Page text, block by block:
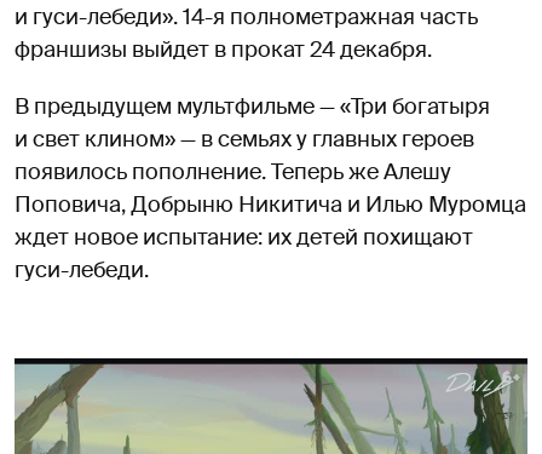
и гуси-лебеди». 14-я полнометражная часть
франшизы выйдет в прокат 24 декабря.
В предыдущем мультфильме — «Три богатыря
и свет клином» — в семьях у главных героев
появилось пополнение. Теперь же Алешу
Поповича, Добрыню Никитича и Илью Муромца
ждет новое испытание: их детей похищают
гуси-лебеди.